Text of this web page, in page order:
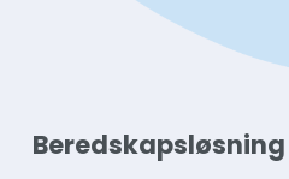
Beredskapsløsning